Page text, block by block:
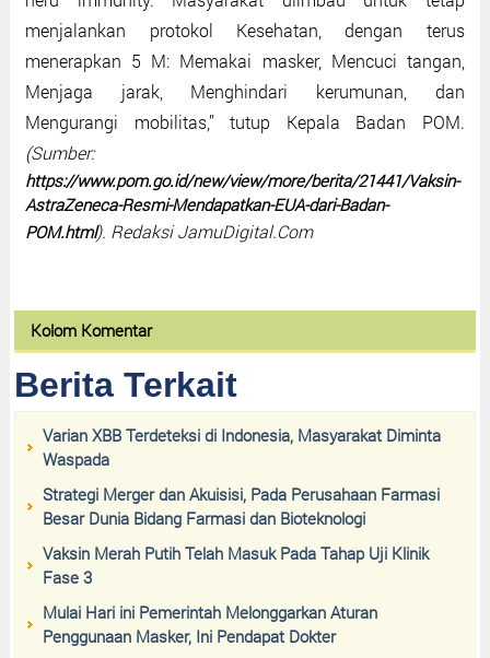
menjalankan protokol Kesehatan, dengan terus
menerapkan 5 M: Memakai masker, Mencuci tangan,
Menjaga jarak, Menghindari kerumunan, dan
Mengurangi mobilitas,” tutup Kepala Badan POM.
(Sumber:
https://www.pom.go.id/new/view/more/berita/21441/Vaksin-
AstraZeneca-Resmi-Mendapatkan-EUA-dari-Badan-
POM.html). Redaksi JamuDigital.Com
Kolom Komentar
Berita Terkait
Varian XBB Terdeteksi di Indonesia, Masyarakat Diminta
Waspada
Strategi Merger dan Akuisisi, Pada Perusahaan Farmasi
Besar Dunia Bidang Farmasi dan Bioteknologi
Vaksin Merah Putih Telah Masuk Pada Tahap Uji Klinik
Fase 3
Mulai Hari ini Pemerintah Melonggarkan Aturan
Penggunaan Masker, Ini Pendapat Dokter